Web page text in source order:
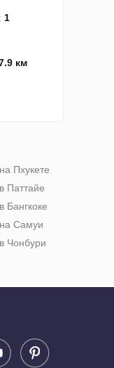
1
км
Пхукете
Паттайе
Бангкоке
Самуи
Чонбури